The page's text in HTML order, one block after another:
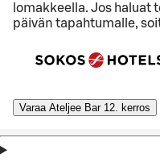
lomakkeella. Jos haluat
päivän tapahtumalle,
Varaa Ateljee Bar 12. kerros